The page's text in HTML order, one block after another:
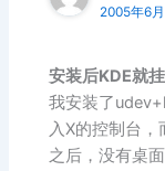
2005年6
安装后KDE就
我安装了
入X的控制台
之后，没有桌